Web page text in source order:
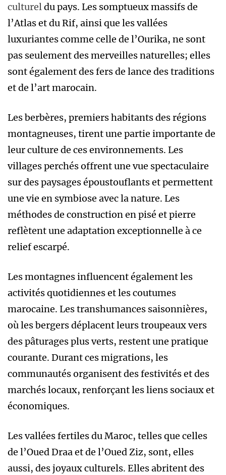
cultureldu pays. Les somptueux massifs de
l’Atlas et du Rif, ainsi que les vallées
luxuriantes comme celle de l’Ourika, ne sont
pas seulement des merveilles naturelles; elles
sont également des fers de lance des traditions
et de l’art marocain.
Les berbères, premiers habitants des régions
montagneuses, tirent une partie importante de
leur culture de ces environnements. Les
villages perchés offrent une vue spectaculaire
sur des paysages époustouflants et permettent
une vie en symbiose avec la nature. Les
méthodes de construction en pisé et pierre
reflètent une adaptation exceptionnelle à ce
relief escarpé.
Les montagnes influencent également les
activités quotidiennes et les coutumes
marocaine. Les transhumances saisonnières,
où les bergers déplacent leurs troupeaux vers
des pâturages plus verts, restent une pratique
courante. Durant ces migrations, les
communautés organisent des festivités et des
marchés locaux, renforçant les liens sociaux et
économiques.
Les vallées fertiles du Maroc, telles que celles
de l’Oued Draa et de l’Oued Ziz, sont, elles
aussi, des joyaux culturels. Elles abritent des